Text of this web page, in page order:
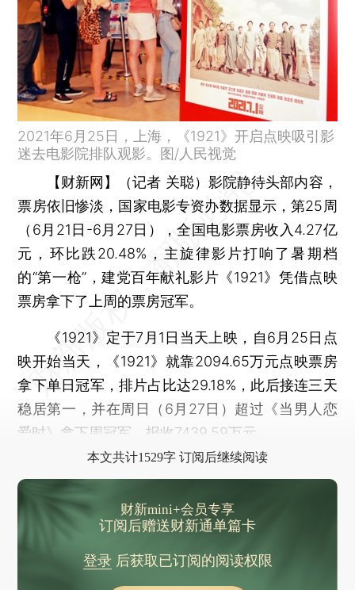
2021年6月25日，上海，《1921》开启点映吸引影
迷去电影院排队观影。图/人民视觉
【财新网】（记者 关聪） 影院静待头部内容，
票房依旧惨淡，国家电影专资办数据显示，第25周
（6月21日-6月27日），全国电影票房收入4.27亿
元，环比跌20.48%，主旋律影片打响了暑期档
的“第一枪”，建党百年献礼影片《1921》凭借点映
票房拿下了上周的票房冠军。
《1921》定于7月1日当天上映，自6月25日点
映开始当天，《1921》就靠2094.65万元点映票房
拿下单日冠军，排片占比达29.18%，此后接连三天
稳居第一，并在周日（6月27日）超过《当男人恋
爱时》拿下周冠军，报收7439.59万元。
本文共计1529字 订阅后继续阅读
财新mini+会员专享
订阅后赠送财新通单篇卡
登录后获取已订阅的阅读权限